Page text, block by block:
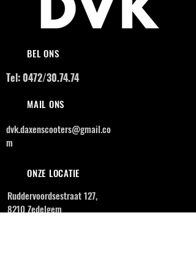
BEL ONS
Tel: 0472/30.74.74
MAIL ONS
dvk.daxenscooters@gmail.co
m
ONZE LOCATIE
Ruddervoordsestraat 127,
8210 Zedelgem